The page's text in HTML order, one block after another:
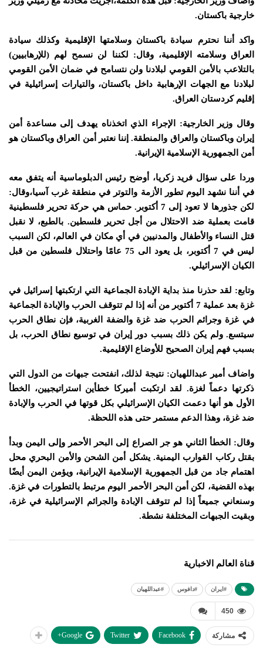
خارجية باكستان.
واكد أننا نحترم سيادة باكستان وسلامتها الإقليمية وكذلك سيادة
العراق وسلامته الإقليمية، وقال: لكننا لن نسمح لهم (للإرهابيين)
بالتلاعب بالأمن القومي لبلادنا ولن نتسامح في ضمان الأمن القومي
لبلادنا مع الجهات الإرهابية داخل باكستان، والتيارات إسرائيلية في
إقليم كردستان العراق.
وقال وزير الخارجية: الإجراء الذي اتخذناه يهدف إلى مساعدة أمن
إيران وباكستان والعراق والمنطقة. إننا نعتبر أمن العراق وباكستان هو
أمن الجمهورية الإسلامية الإيرانية.
وردا على سؤال فريد زكريا، أوضح رئيس الدبلوماسية أنه يتفق معه
في أننا نشهد اليوم تطور الأزمة والتوتر في منطقة غرب آسيا،وقال:
لكن جذورها لا تعود إلى 7 أكتوبر. حماس هي حركة تحرير فلسطينية
قامت بعملية ضد الاحتلال من أجل تحرير فلسطين. بالطبع، لا نقبل
قتل النساء والأطفال والمدنيين في أي مكان في العالم، لكن السبب
ليس في 7 أكتوبر، بل يعود الى 75 عامًا واحتلال فلسطين من قبل
الكيان الإسرائيلي.
وتابع: لقد حذرنا منذ بداية الإبادة الجماعية التي ارتكبتها إسرائيل في
غزة بعد عملية 7 أكتوبر من أنه إذا لم تتوقف الحرب والإبادة الجماعية
في غزة وجرائم الحرب ضد غزة والضفة الغربية، فإن نطاق الحرب
سيتسع. ولم يكن ذلك بسبب دور إيران في توسيع نطاق الحرب، بل
بسبب فهم إيران الصحيح للأوضاع الإقليمية.
واضاف أمير عبداللهيان: نتيجة لذلك، انفتحت جبهات من الدول التي
ذكرتها دعماً لغزة. لقد ارتكبت أميركا خطأين استراتيجيين، الخطأ
الأول هو أنها دعمت الكيان الإسرائيلي بكل قوتها في الحرب والإبادة
ضد غزة، وهذا الدعم مستمر حتى هذه اللحظة.
وقال: الخطأ الثاني هو جر الصراع إلى البحر الأحمر وإلى اليمن وبدأ
بقتل ركاب القوارب اليمنية. يشكل أمن الشحن والأمن البحري محل
اهتمام جاد من قبل الجمهورية الإسلامية الإيرانية، ويؤمن اليمن أيضًا
بهذه القضية، لكن أمن البحر الأحمر اليوم مرتبط بالتطورات في غزة.
وسنعاني جميعاً إذا لم تتوقف الإبادة والجرائم الإسرائيلية في غزة،
وبقيت الجبهات المختلفة نشطة.
قناة العالم الاخبارية
#ايران #دافوس #عبداللهيان
450
مشاركة Facebook
Twitter
Google+